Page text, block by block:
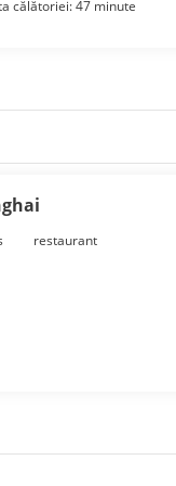
călătoriei: 47 minute
restaurant